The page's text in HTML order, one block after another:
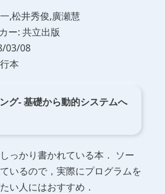
,松井秀俊,廣瀬慧
ー: 共立出版
03/08
本
グ- 基礎から動的システムへ
っかり書かれている本． ソー
いるので，実際にプログラムを
い人にはおすすめ．